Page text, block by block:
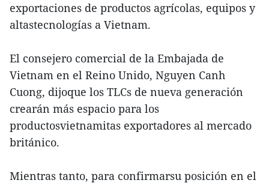
exportaciones de productos agrícolas, equipos y
altastecnologías a Vietnam.
El consejero comercial de la Embajada de
Vietnam en el Reino Unido, Nguyen Canh
Cuong, dijoque los TLCs de nueva generación
crearán más espacio para los
productosvietnamitas exportadores al mercado
británico.
Mientras tanto, para confirmarsu posición en el